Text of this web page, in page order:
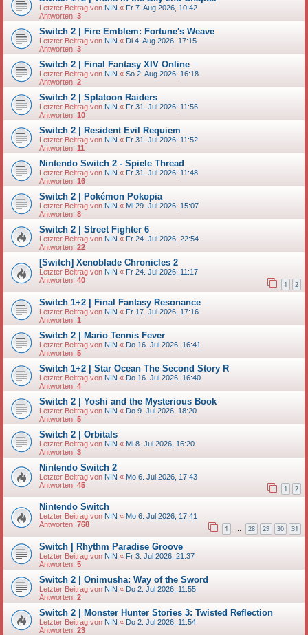
Letzter Beitrag von NIN « Fr 7. Aug 2026, 10:42
Antworten: 3
Switch 2 | Fire Emblem: Fortune's Weave
Letzter Beitrag von NIN « Di 4. Aug 2026, 17:15
Antworten: 3
Switch 2 | Final Fantasy XIV Online
Letzter Beitrag von NIN « So 2. Aug 2026, 16:18
Antworten: 2
Switch 2 | Splatoon Raiders
Letzter Beitrag von NIN « Fr 31. Jul 2026, 11:56
Antworten: 10
Switch 2 | Resident Evil Requiem
Letzter Beitrag von NIN « Fr 31. Jul 2026, 11:52
Antworten: 11
Nintendo Switch 2 - Spiele Thread
Letzter Beitrag von NIN « Fr 31. Jul 2026, 11:48
Antworten: 16
Switch 2 | Pokémon Pokopia
Letzter Beitrag von NIN « Mi 29. Jul 2026, 15:07
Antworten: 8
Switch 2 | Street Fighter 6
Letzter Beitrag von NIN « Fr 24. Jul 2026, 22:54
Antworten: 22
[Switch] Xenoblade Chronicles 2
Letzter Beitrag von NIN « Fr 24. Jul 2026, 11:17
Antworten: 40 1 2
Switch 1+2 | Final Fantasy Resonance
Letzter Beitrag von NIN « Fr 17. Jul 2026, 17:16
Antworten: 1
Switch 2 | Mario Tennis Fever
Letzter Beitrag von NIN « Do 16. Jul 2026, 16:41
Antworten: 5
Switch 1+2 | Star Ocean The Second Story R
Letzter Beitrag von NIN « Do 16. Jul 2026, 16:40
Antworten: 4
Switch 2 | Yoshi and the Mysterious Book
Letzter Beitrag von NIN « Do 9. Jul 2026, 18:20
Antworten: 5
Switch 2 | Orbitals
Letzter Beitrag von NIN « Mi 8. Jul 2026, 16:20
Antworten: 3
Nintendo Switch 2
Letzter Beitrag von NIN « Mo 6. Jul 2026, 17:43
Antworten: 45 1 2
Nintendo Switch
Letzter Beitrag von NIN « Mo 6. Jul 2026, 17:41
Antworten: 768 1 … 28 29 30 31
Switch | Rhythm Paradise Groove
Letzter Beitrag von NIN « Fr 3. Jul 2026, 21:37
Antworten: 5
Switch 2 | Onimusha: Way of the Sword
Letzter Beitrag von NIN « Do 2. Jul 2026, 11:55
Antworten: 2
Switch 2 | Monster Hunter Stories 3: Twisted Reflection
Letzter Beitrag von NIN « Do 2. Jul 2026, 11:54
Antworten: 23